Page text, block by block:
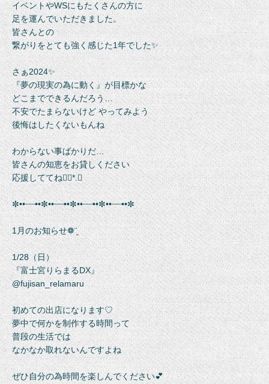
イベントやWSにもたくさんの方に
足を運んでいただきました。
皆さんとの
繋がりをとても強く感じた1年でした✨
さぁ2024✨
『夢の現実の為に動く』が目標かな
どこまでできるんだろう…
不安でたまらないけど やってみよう
後悔はしたくないもんね
わからない事ばかりだ…
皆さんの知恵をお貸しください
応援しててね❁⃘*.ﾟ
✼••┈┈••✼••┈┈••✼••┈┈••✼••┈┈••✼
1月のお知らせ❁¨̮
1/28（日）
『富士宮りらまるDX』
@fujisan_relamaru
初めての出店になります♡
夢中で何かを制作する時間って
普段の生活では
なかなか取れないんですよね
ぜひ自分の為時間を楽しんでください💕